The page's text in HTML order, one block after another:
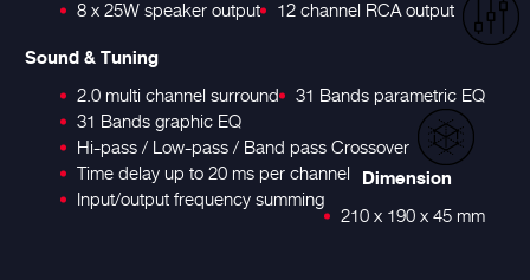
8 x 25W speaker output 12 channel RCA output
Sound & Tuning
2.0 multi channel surround
31 Bands parametric EQ
31 Bands graphic EQ
Hi-pass / Low-pass / Band pass Crossover
Time delay up to 20 ms per channel
Input/output frequency summing
Dimension
210 x 190 x 45 mm